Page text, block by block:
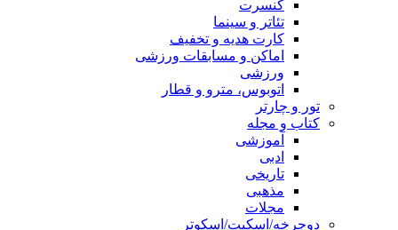
کنسرت
تئاتر و سینما
کارت هدیه و تخفیف
اماکن و مسابقات ورزشی
ورزشی
اتوبوس، مترو و قطار
تور و چارتر
کتاب و مجله
آموزشی
ادبی
تاریخی
مذهبی
مجلات
دوچرخه/اسکیت/اسکوتر